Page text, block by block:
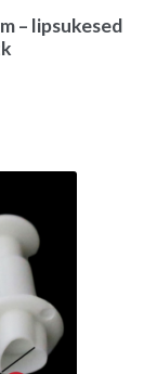
– lipsukesed